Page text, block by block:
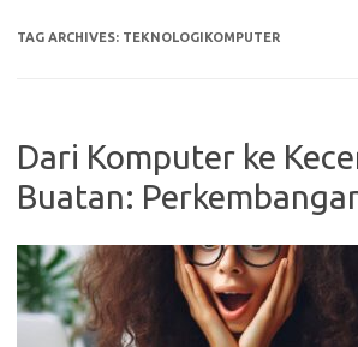
TAG ARCHIVES: TEKNOLOGIKOMPUTER
Dari Komputer ke
Buatan: